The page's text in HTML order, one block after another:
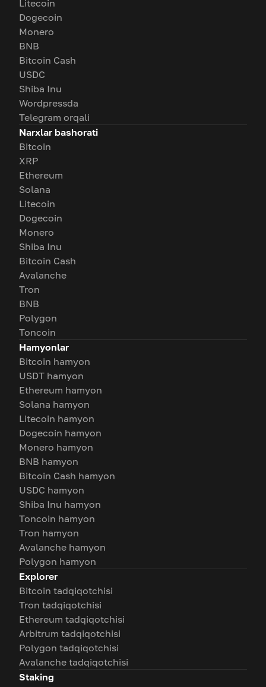
Litecoin
Dogecoin
Monero
BNB
Bitcoin Cash
USDC
Shiba Inu
Wordpressda
Telegram orqali
Narxlar bashorati
Bitcoin
XRP
Ethereum
Solana
Litecoin
Dogecoin
Monero
Shiba Inu
Bitcoin Cash
Avalanche
Tron
BNB
Polygon
Toncoin
Hamyonlar
Bitcoin hamyon
USDT hamyon
Ethereum hamyon
Solana hamyon
Litecoin hamyon
Dogecoin hamyon
Monero hamyon
BNB hamyon
Bitcoin Cash hamyon
USDC hamyon
Shiba Inu hamyon
Toncoin hamyon
Tron hamyon
Avalanche hamyon
Polygon hamyon
Explorer
Bitcoin tadqiqotchisi
Tron tadqiqotchisi
Ethereum tadqiqotchisi
Arbitrum tadqiqotchisi
Polygon tadqiqotchisi
Avalanche tadqiqotchisi
Staking